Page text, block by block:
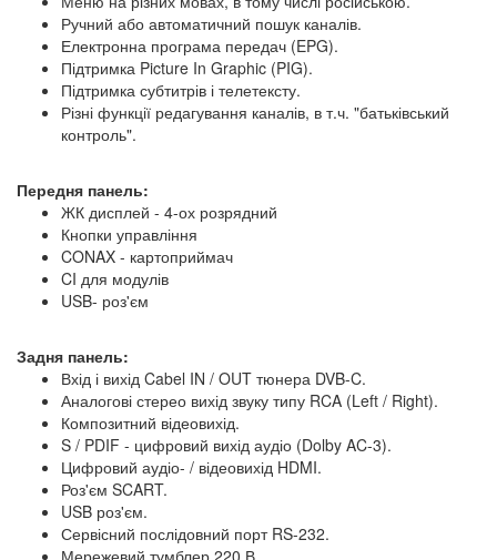
Ручний або автоматичний пошук каналів.
Електронна програма передач (EPG).
Підтримка Picture In Graphic (PIG).
Підтримка субтитрів і телетексту.
Різні функції редагування каналів, в т.ч. "батьківський
контроль".
Передня панель:
ЖК дисплей - 4-ох розрядний
Кнопки управління
CONAX - картоприймач
CI для модулів
USB- роз'єм
Задня панель:
Вхід і вихід Cabel IN / OUT тюнера DVB-C.
Аналогові стерео вихід звуку типу RCA (Left / Right).
Композитний відеовихід.
S / PDIF - цифровий вихід аудіо (Dolby AC-3).
Цифровий аудіо- / відеовихід HDMI.
Роз'єм SCART.
USB роз'єм.
Сервісний послідовний порт RS-232.